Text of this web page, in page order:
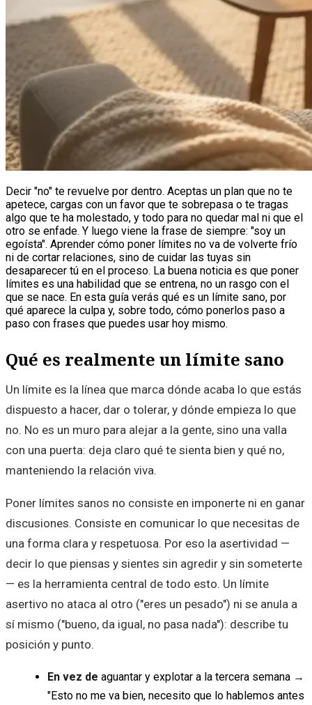
Decir "no" te revuelve por dentro. Aceptas un plan que no te
apetece, cargas con un favor que te sobrepasa o te tragas
algo que te ha molestado, y todo para no quedar mal ni que el
otro se enfade. Y luego viene la frase de siempre: "soy un
egoísta". Aprender cómo poner límites no va de volverte frío
ni de cortar relaciones, sino de cuidar las tuyas sin
desaparecer tú en el proceso. La buena noticia es que poner
límites es una habilidad que se entrena, no un rasgo con el
que se nace. En esta guía verás qué es un límite sano, por
qué aparece la culpa y, sobre todo, cómo ponerlos paso a
paso con frases que puedes usar hoy mismo.
Qué es realmente un límite sano
Un límite es la línea que marca dónde acaba lo que estás
dispuesto a hacer, dar o tolerar, y dónde empieza lo que
no. No es un muro para alejar a la gente, sino una valla
con una puerta: deja claro qué te sienta bien y qué no,
manteniendo la relación viva.
Poner límites sanos no consiste en imponerte ni en ganar
discusiones. Consiste en comunicar lo que necesitas de
una forma clara y respetuosa. Por eso la asertividad —
decir lo que piensas y sientes sin agredir y sin someterte
— es la herramienta central de todo esto. Un límite
asertivo no ataca al otro ("eres un pesado") ni se anula a
sí mismo ("bueno, da igual, no pasa nada"): describe tu
posición y punto.
En vez de aguantar y explotar a la tercera semana →
"Esto no me va bien, necesito que lo hablemos antes